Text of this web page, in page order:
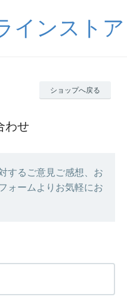
インストア
ショップへ戻る
わせ
するご意見ご感想、お
ォームよりお気軽にお